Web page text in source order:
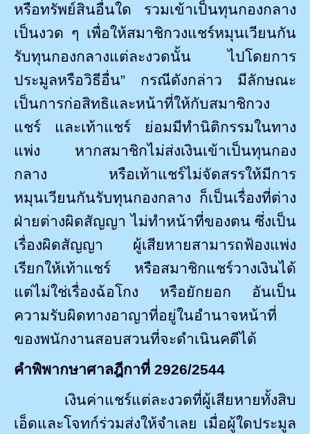
หรือทรัพย์สินอื่นใด รวมเข้าเป็นทุนกองกลาง
เป็นงวด ๆ เพื่อให้สมาชิกวงแชร์หมุนเวียนกัน
รับทุนกองกลางแต่ละงวดนั้น ไปโดยการ
ประมูลหรือวิธีอื่น” กรณีดังกล่าว มีลักษณะ
เป็นการก่อสิทธิและหน้าที่ให้กับสมาชิกวง
แชร์ และเท้าแชร์ ย่อมมีทำนิติกรรมในทาง
แพ่ง หากสมาชิกไม่ส่งเงินเข้าเป็นทุนกอง
กลาง หรือเท้าแชร์ไม่จัดสรรให้มีการ
หมุนเวียนกันรับทุนกองกลาง ก็เป็นเรื่องที่ต่าง
ฝ่ายต่างผิดสัญญา ไม่ทำหน้าที่ของตน ซึ่งเป็น
เรื่องผิดสัญญา
ผู้เสียหายสามารถฟ้องแพ่ง
เรียกให้เท้าแชร์ หรือสมาชิกแชร์วางเงินได้
แต่ไม่ใช่เรื่องฉ้อโกง หรือยักยอก อันเป็น
ความรับผิดทางอาญาที่อยู่ในอำนาจหน้าที่
ของพนักงานสอบสวนที่จะดำเนินคดีได้
คำพิพากษาศาลฎีกาที่ 2926/2544
เงินค่าแชร์แต่ละงวดที่ผู้เสียหายทั้งสิบ
เอ็ดและโจทก์ร่วมส่งให้จำเลย เมื่อผู้ใดประมูล